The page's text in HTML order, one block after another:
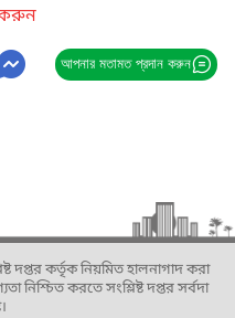
করুন
আপনার মতামত প্রদান করুন
দপ্তর কর্তৃক নিয়মিত হালনাগাদ করা
নিশ্চিত করতে সংশ্লিষ্ট দপ্তর সর্বদা